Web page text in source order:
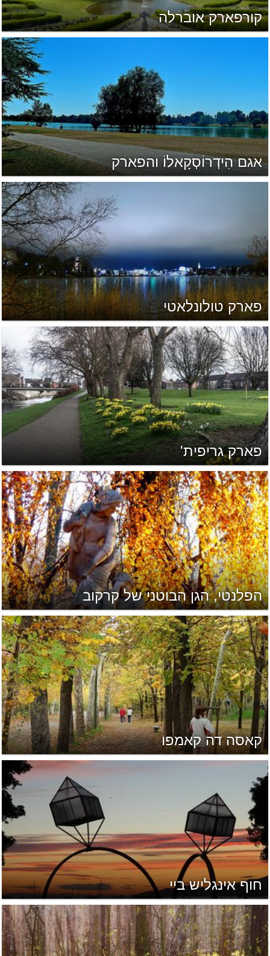
קורפארק אוברלה
אגם הִידְרוֹסְקָאלוֹ והפארק
פארק טולונלאטי
פארק גריפית'
הפלנטי, הגן הבוטני של קרקוב
קאסה דה קאמפו
חוף אינגליש ביי